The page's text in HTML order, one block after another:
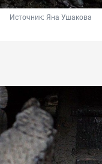
Источник: Яна Ушакова